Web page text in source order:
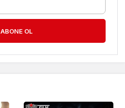
ABONE OL